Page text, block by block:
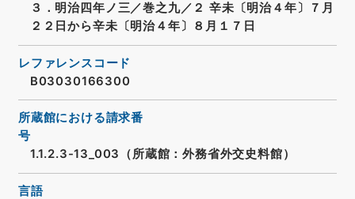
３．明治四年ノ三／巻之九／２ 辛未〔明治４年〕７月
２２日から辛未〔明治４年〕８月１７日
レファレンスコード
B03030166300
所蔵館における請求番
号
1.1.2.3-13_003（所蔵館：外務省外交史料館）
言語